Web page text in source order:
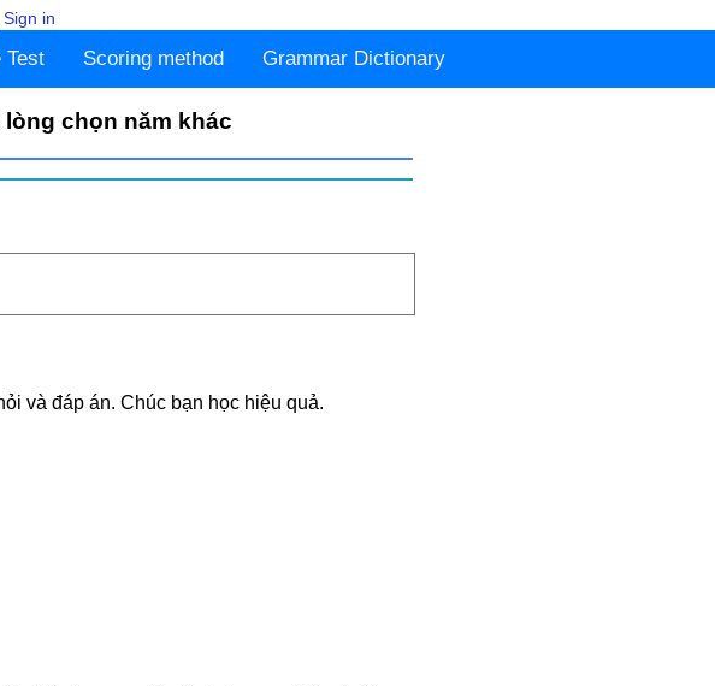
Sign in
Test Scoring method Grammar Dictionary
chọn năm khác
và đáp án. Chúc bạn học hiệu quả.